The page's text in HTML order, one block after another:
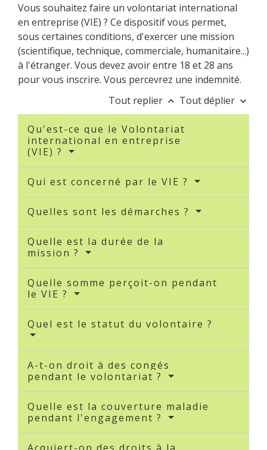
Vous souhaitez faire un volontariat international
en entreprise (VIE) ? Ce dispositif vous permet,
sous certaines conditions, d'exercer une mission
(scientifique, technique, commerciale, humanitaire...)
à l'étranger. Vous devez avoir entre 18 et 28 ans
pour vous inscrire. Vous percevrez une indemnité.
Tout replier keyboard_arrow_up Tout déplier keyboard_arrow_down
Qu'est-ce que le Volontariat
international en entreprise
(VIE) ?
Qui est concerné par le VIE ?
Quelles sont les démarches ?
Quelle est la durée de la
mission ?
Quelle somme perçoit-on pendant
le VIE ?
Quel est le statut du volontaire ?
A-t-on droit à des congés
pendant le volontariat ?
Quelle est la couverture maladie
pendant l'engagement ?